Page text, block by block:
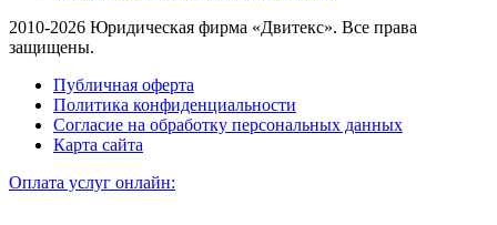
2010-2026 Юридическая фирма «Двитекс». Все права
защищены.
Публичная оферта
Политика конфиденциальности
Согласие на обработку персональных данных
Карта сайта
Оплата услуг онлайн: